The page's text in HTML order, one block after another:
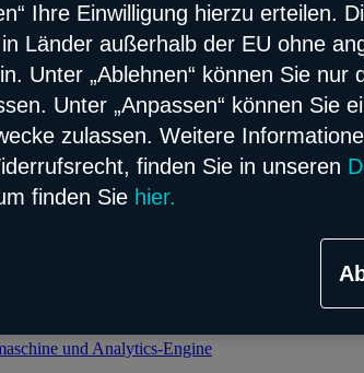
Konnektivitäts- und Sicherheitsservice
und verwalteter Kubernetes-Service
Infrastruktur
relationale Datenbank im Flex Modell
relationale Datenbank im Flex Modell
und performanter Speicher dank Enterprise-
und Analytics-Engine
Ihre Einwilligung hierzu erteilen.
Länder außerhalb der EU ohne
Unter „Ablehnen“ können Sie nur
Unter „Anpassen“ können Sie
zulassen. Weitere
finden Sie in unseren
finden Sie hier.